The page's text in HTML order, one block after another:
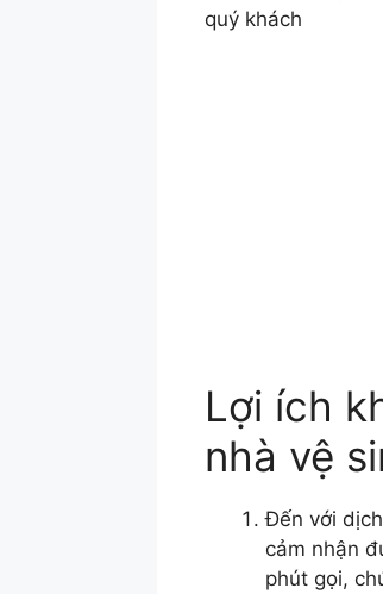
quý khách
Lợi ích
nhà vệ
Đến với
cảm nhận
phút gọi,